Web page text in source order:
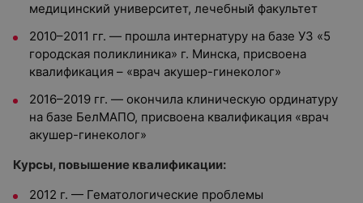
медицинский университет, лечебный факультет
2010–2011 гг. — прошла интернатуру на базе УЗ «5
городская поликлиника» г. Минска, присвоена
квалификация – «врач акушер-гинеколог»
2016–2019 гг. — окончила клиническую ординатуру
на базе БелМАПО, присвоена квалификация «врач
акушер-гинеколог»
Курсы, повышение квалификации:
2012 г. — Гематологические проблемы